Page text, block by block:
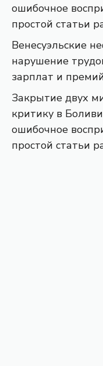
ошибочное
простой статьи
Венесуэльские
нарушение
зарплат и
Закрытие двух
критику в
ошибочное
простой статьи